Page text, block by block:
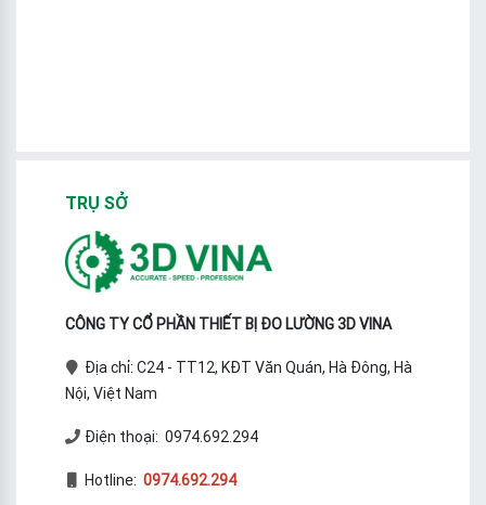
TRỤ SỞ
CÔNG TY CỔ PHẦN THIẾT BỊ ĐO LƯỜNG 3D VINA
Địa chỉ: C24 - TT12, KĐT Văn Quán, Hà Đông, Hà
Nội, Việt Nam
Điện thoại: 0974.692.294
Hotline: 0974.692.294